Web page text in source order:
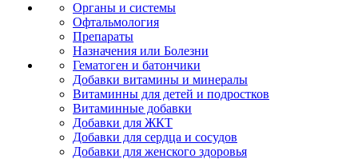
Органы и системы
Офтальмология
Препараты
Назначения или Болезни
Гематоген и батончики
Добавки витамины и минералы
Витаминны для детей и подростков
Витаминные добавки
Добавки для ЖКТ
Добавки для сердца и сосудов
Добавки для женского здоровья